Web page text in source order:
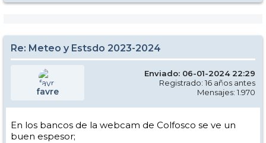
Re: Meteo y Estsdo 2023-2024
favre
Enviado: 06-01-2024 22:29
Registrado: 16 años antes
Mensajes: 1.970
En los bancos de la webcam de Colfosco se ve un
buen espesor;